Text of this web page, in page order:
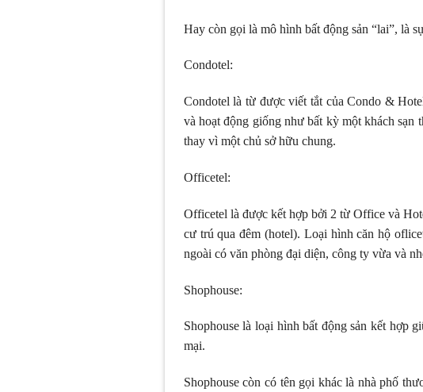
Hay còn gọi là mô hình bất động sản “lai”, là
Condotel:
Condotel là từ được viết tắt của Condo &
và hoạt động giống như bất kỳ một khách sạn
thay vì một chủ sở hữu chung.
Officetel:
Officetel là được kết hợp bởi 2 từ Office và
cư trú qua đêm (hotel). Loại hình căn hộ
ngoài có văn phòng đại diện, công ty vừa và
Shophouse:
Shophouse là loại hình bất động sản kết hợp
mại.
Shophouse còn có tên gọi khác là nhà phố